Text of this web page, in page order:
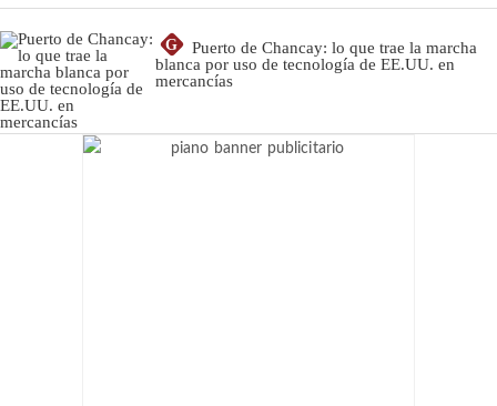
G
Puerto de Chancay: lo que trae la marcha
blanca por uso de tecnología de EE.UU. en
mercancías